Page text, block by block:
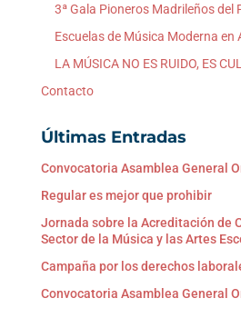
3ª Gala Pioneros Madrileños del
Escuelas de Música Moderna en
LA MÚSICA NO ES RUIDO, ES
Contacto
Últimas Entradas
Convocatoria Asamblea General
Regular es mejor que prohibir
Jornada sobre la Acreditación de
Sector de la Música y las Artes
Campaña por los derechos
Convocatoria Asamblea General